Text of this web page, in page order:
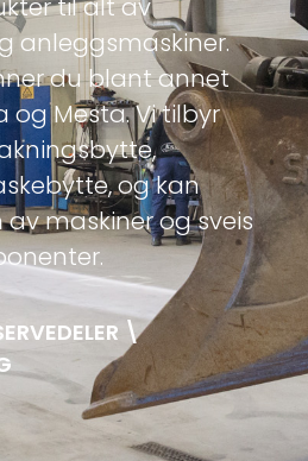
til alt av
anleggsmaskiner.
du blant annet
og Mesta. Vi tilbyr
og kan
maskiner og sveis
\